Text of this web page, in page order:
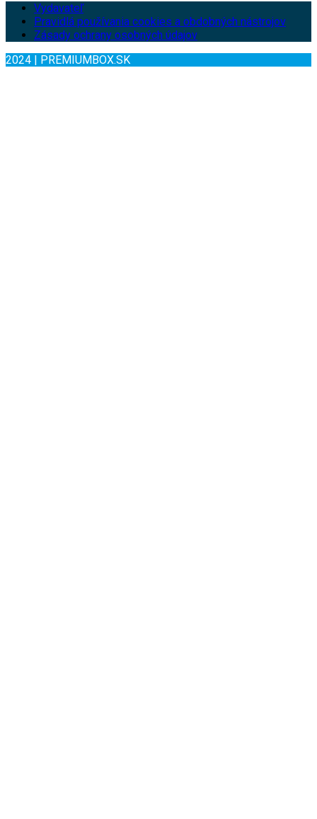
Vydavateľ
Pravidlá používania cookies a obdobných nástrojov
Zásady ochrany osobných údajov
2024 | PREMIUMBOX.SK